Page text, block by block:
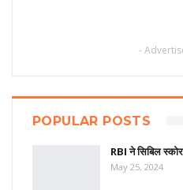
-
POPULAR POSTS
RBI ने सिबिल
May 25, 2024